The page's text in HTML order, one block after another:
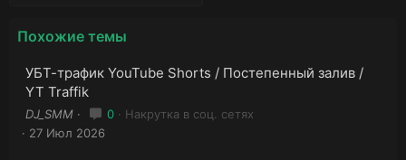
Похожие темы
УБТ-трафик YouTube Shorts / Постепенный залив /
YT Traffik
DJ_SMM 0
Накрутка в соц. сетях
27 Июл 2026